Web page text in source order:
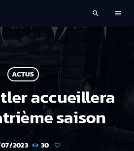
search menu
ACTUS
accueillera
saison
2023 30